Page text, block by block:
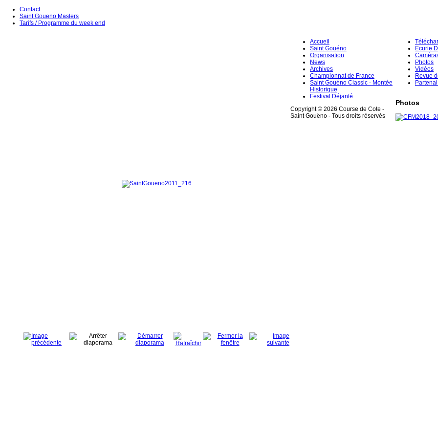
Contact
Saint Goueno Masters
Tarifs / Programme du week end
Accueil
Saint Gouéno
Organisation
News
Archives
Championnat de France
Saint Gouéno Classic - Montée
Historique
Festival Déjanté
Ecurie
Photos
Vidéos
Revue
Photos
Copyright © 2026 Course de Cote -
Saint Gouëno - Tous droits réservés